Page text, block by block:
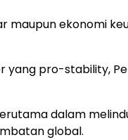
maupun ekonomi
yang pro-stability,
dalam
global.